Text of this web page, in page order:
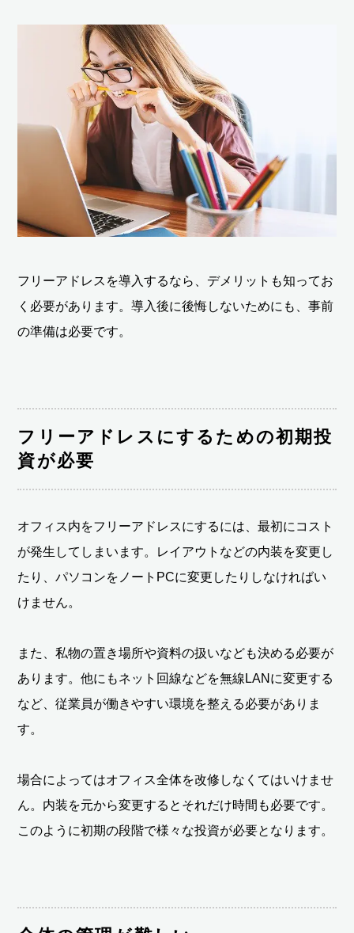
フリーアドレスを導入するなら、デメリットも知ってお
く必要があります。導入後に後悔しないためにも、事前
の準備は必要です。
フリーアドレスにするための初期投
資が必要
オフィス内をフリーアドレスにするには、最初にコスト
が発生してしまいます。レイアウトなどの内装を変更し
たり、パソコンをノートPCに変更したりしなければい
けません。
また、私物の置き場所や資料の扱いなども決める必要が
あります。他にもネット回線などを無線LANに変更する
など、従業員が働きやすい環境を整える必要がありま
す。
場合によってはオフィス全体を改修しなくてはいけませ
ん。内装を元から変更するとそれだけ時間も必要です。
このように初期の段階で様々な投資が必要となります。